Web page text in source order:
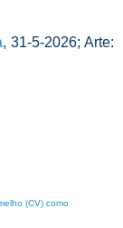
, 31-5-2026; Arte:
(CV) como